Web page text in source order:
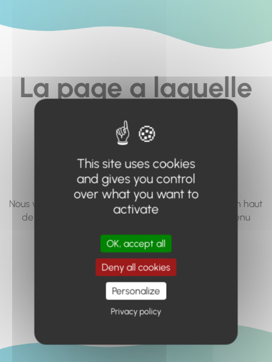
La page a laquelle
vous cherchez à
accéder n'existe
pas... ou plus.
Nous vous invitons à utiliser le moteur de recherche en haut
de page, ou à utiliser le menu pour trouver le contenu
Retour à l'accueil
This site uses cookies
and gives you control
over what you want to
activate
OK, accept all
Deny all cookies
Personalize
Privacy policy